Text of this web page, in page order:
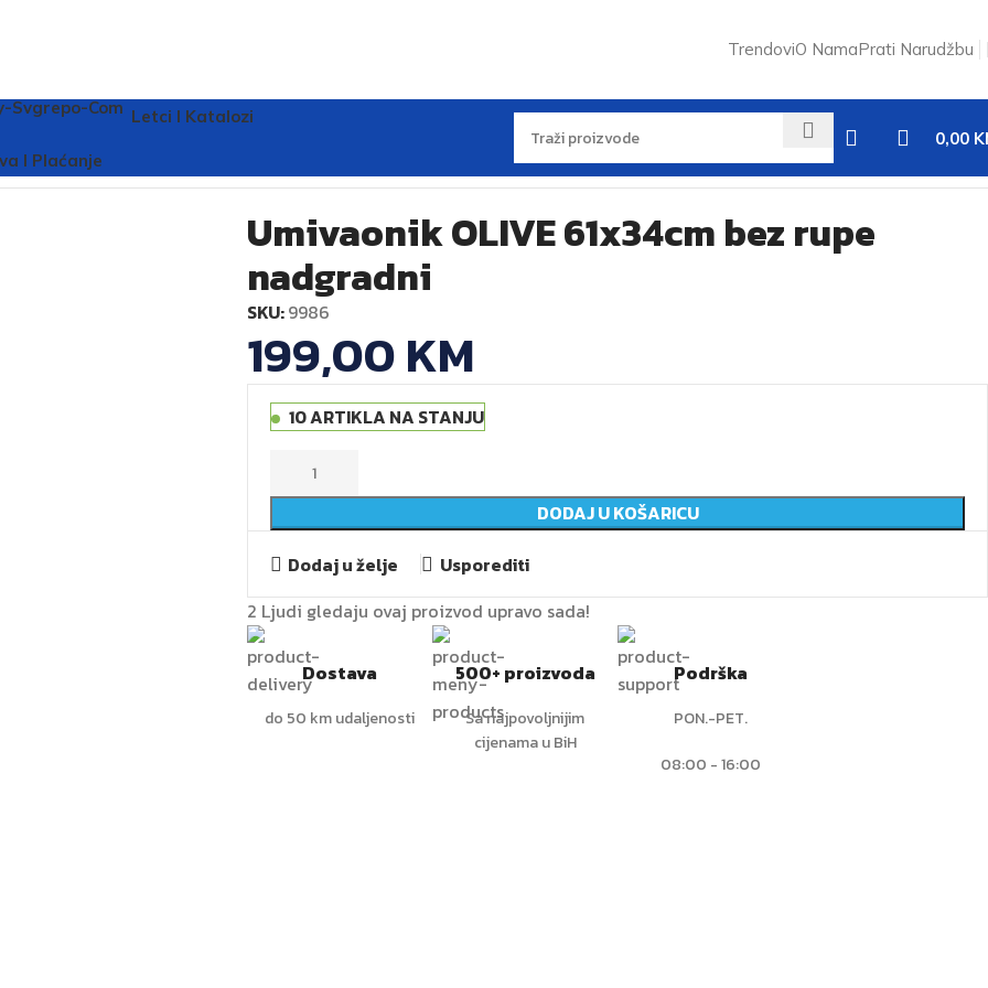
TrendoviO NamaPrati Narudžbu
Letci I Katalozi
I Plaćanje
0,00
Umivaonik OLIVE 61x34cm bez rupe
nadgradni
SKU:9986
199,00KM
10 ARTIKLA NA STANJU
DODAJ U KOŠARICU
Dodaj u želje
Usporediti
2 Ljudi gledaju ovaj proizvod upravo sada!
Dostava
do 50 km udaljenosti
500+ proizvoda
Sa najpovoljnijim
cijenama u BiH
Podrška
PON.-PET.
08:00 - 16:00